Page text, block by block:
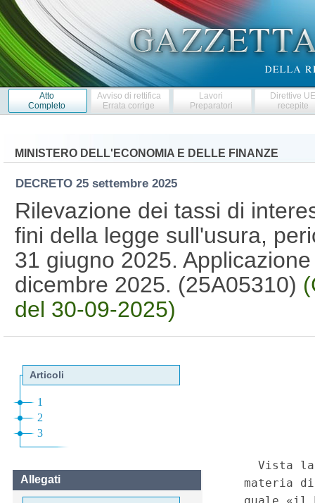
Atto
Completo
Avviso di rettifica
Errata corrige
Lavori
Preparatori
Direttive
recepite
MINISTERO DELL'ECONOMIA E DELLE FINANZE
DECRETO 25 settembre 2025
Rilevazione dei tassi di
fini della legge sull'usura,
31 giugno 2025.
dicembre 2025. (25A05310)
del 30-09-2025)